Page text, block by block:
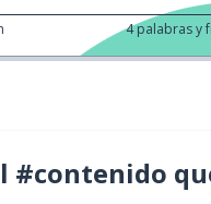
4palabras y
#contenido